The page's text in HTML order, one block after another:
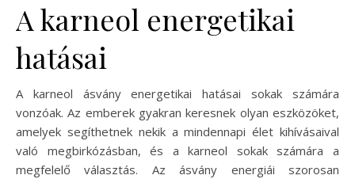
A karneol energetikai
hatásai
A karneol ásvány energetikai hatásai sokak számára
vonzóak. Az emberek gyakran keresnek olyan eszközöket,
amelyek segíthetnek nekik a mindennapi élet kihívásaival
való megbirkózásban, és a karneol sokak számára a
megfelelő választás. Az ásvány energiái szorosan